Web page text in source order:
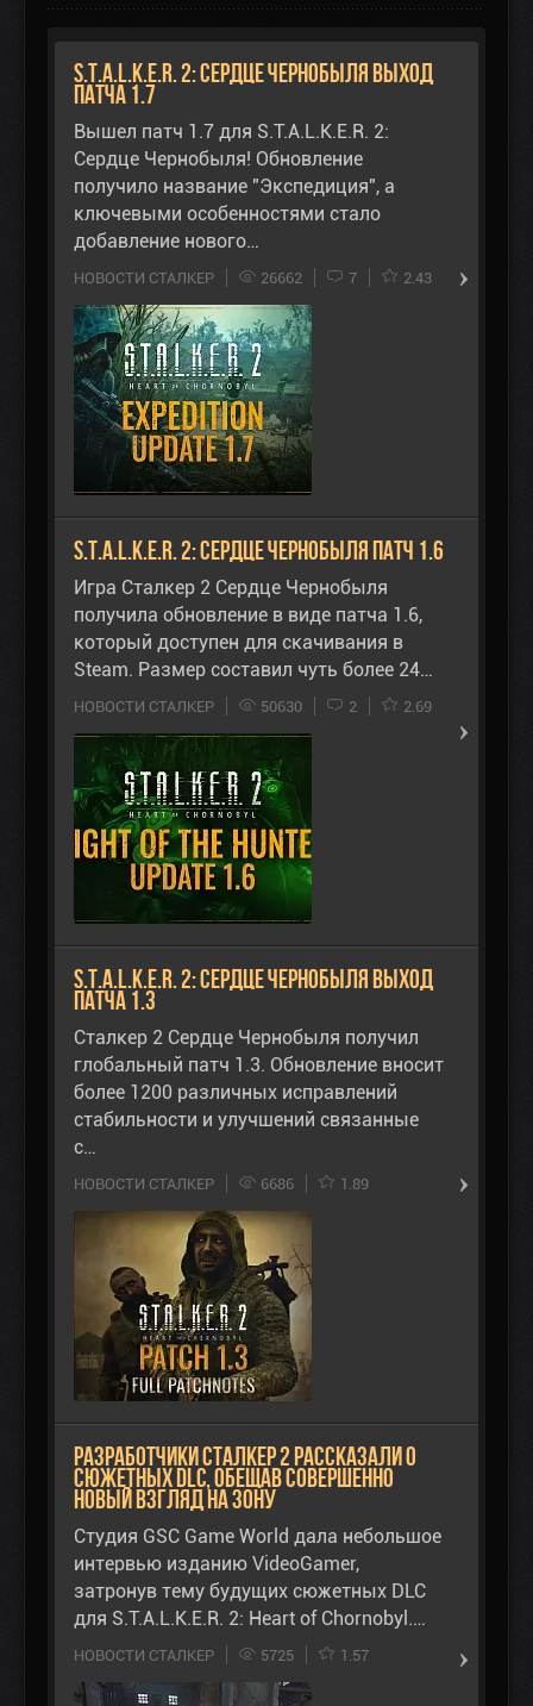
S.T.A.L.K.E.R. 2: Сердце Чернобыля выход
Патча 1.7
Вышел патч 1.7 для S.T.A.L.K.E.R. 2:
Сердце Чернобыля! Обновление
получило название "Экспедиция", а
ключевыми особенностями стало
добавление нового…
НОВОСТИ СТАЛКЕР 26662 7 2.43
S.T.A.L.K.E.R. 2: Сердце Чернобыля Патч 1.6
Игра Сталкер 2 Сердце Чернобыля
получила обновление в виде патча 1.6,
который доступен для скачивания в
Steam. Размер составил чуть более 24…
НОВОСТИ СТАЛКЕР 50630 2 2.69
S.T.A.L.K.E.R. 2: Сердце Чернобыля выход
Патча 1.3
Сталкер 2 Сердце Чернобыля получил
глобальный патч 1.3. Обновление вносит
более 1200 различных исправлений
стабильности и улучшений связанные
с…
НОВОСТИ СТАЛКЕР 6686 1.89
Разработчики Сталкер 2 рассказали о
сюжетных DLC, обещав совершенно
новый взгляд на Зону
Студия GSC Game World дала небольшое
интервью изданию VideoGamer,
затронув тему будущих сюжетных DLC
для S.T.A.L.K.E.R. 2: Heart of Chornobyl.…
НОВОСТИ СТАЛКЕР 5725 1.57